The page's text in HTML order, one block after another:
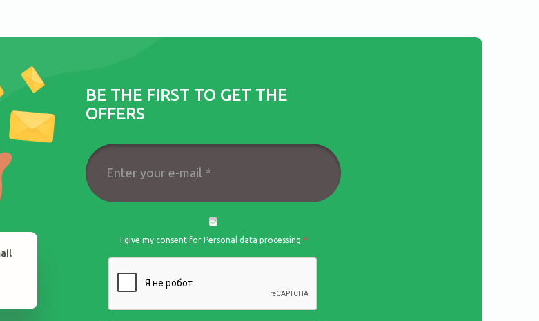
BE THE FIRST TO GET THE
OFFERS
mail
I give my consent for Personal data processing *